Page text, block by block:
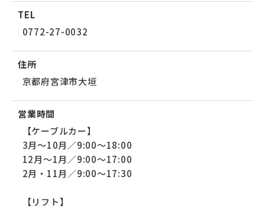
TEL
0772-27-0032
住所
京都府宮津市大垣
営業時間
【ケーブルカー】
3月～10月／9:00～18:00
12月～1月／9:00～17:00
2月・11月／9:00～17:30
【リフト】